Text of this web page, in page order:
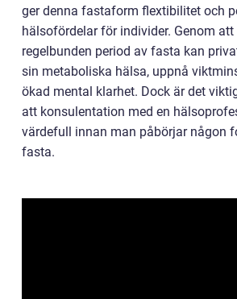
ger denna fastaform flextibilitet och
hälsofördelar för individer. Genom
regelbunden period av fasta kan
sin metaboliska hälsa, uppnå
ökad mental klarhet. Dock är det
att konsulentation med en
värdefull innan man påbörjar någon
fasta.